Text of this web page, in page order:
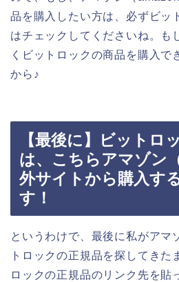
品を購入したい方は、必ずビッ
はチェックしてくださいね。も
くビットロックの商品を購入で
から♪
【最後に】ビットロ
は、こちらアマゾン
外サイトから購入す
す！
というわけで、最後に私がアマ
トロックの正規品を探してきた
ロックの正規品のリンク先を貼